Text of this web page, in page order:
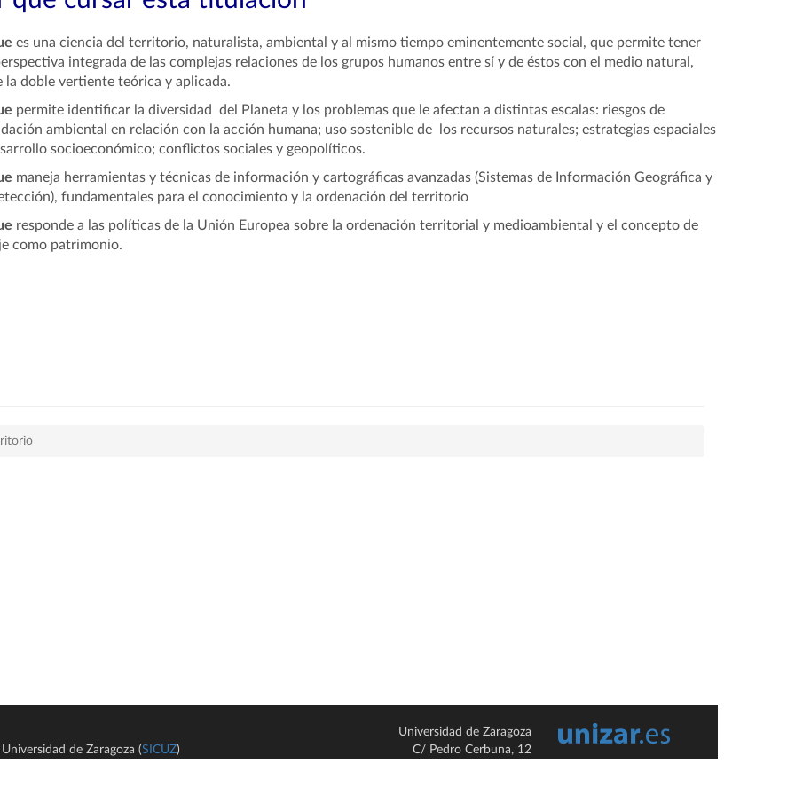
es una ciencia del territorio, naturalista, ambiental y al mismo tiempo eminentemente social, que permite tener
integrada de las complejas relaciones de los grupos humanos entre sí y de éstos con el medio natural,
la doble vertiente teórica y aplicada.
permite identificar la diversidad del Planeta y los problemas que le afectan a distintas escalas: riesgos de
ambiental en relación con la acción humana; uso sostenible de los recursos naturales; estrategias espaciales
socioeconómico; conflictos sociales y geopolíticos.
maneja herramientas y técnicas de información y cartográficas avanzadas (Sistemas de Información Geográfica y
fundamentales para el conocimiento y la ordenación del territorio
responde a las políticas de la Unión Europea sobre la ordenación territorial y medioambiental y el concepto de
como patrimonio.
de Zaragoza (SICUZ)
Universidad de Zaragoza
C/ Pedro Cerbuna, 12